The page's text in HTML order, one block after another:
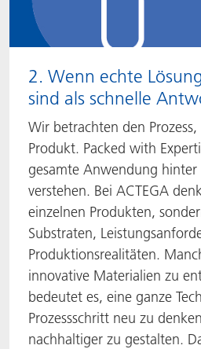
2. Wenn echte
sind als schnelle
Wir betrachten den
Produkt. Packed with
gesamte Anwendung hinter
verstehen. Bei ACTEGA
einzelnen Produkten,
Substraten,
Produktionsrealitäten.
innovative Materialien zu
bedeutet es, eine ganze
Prozessschritt neu zu
nachhaltiger zu gestalten.